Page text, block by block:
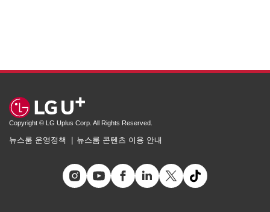
Copyright © LG Uplus Corp. All Rights Reserved.
뉴스룸 운영정책 뉴스룸 콘텐츠 이용 안내